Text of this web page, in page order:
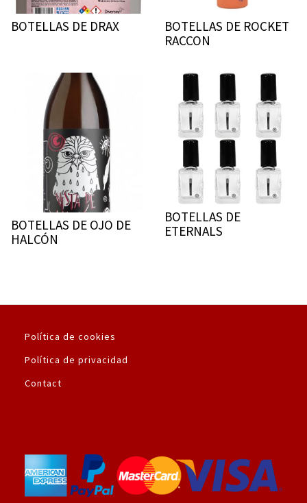
BOTELLAS DE DRAX
BOTELLAS DE ROCKET
RACCON
BOTELLAS DE OJO DE
HALCÓN
BOTELLAS DE
ETERNALS
Política de cookies
Política de privacidad
Contact